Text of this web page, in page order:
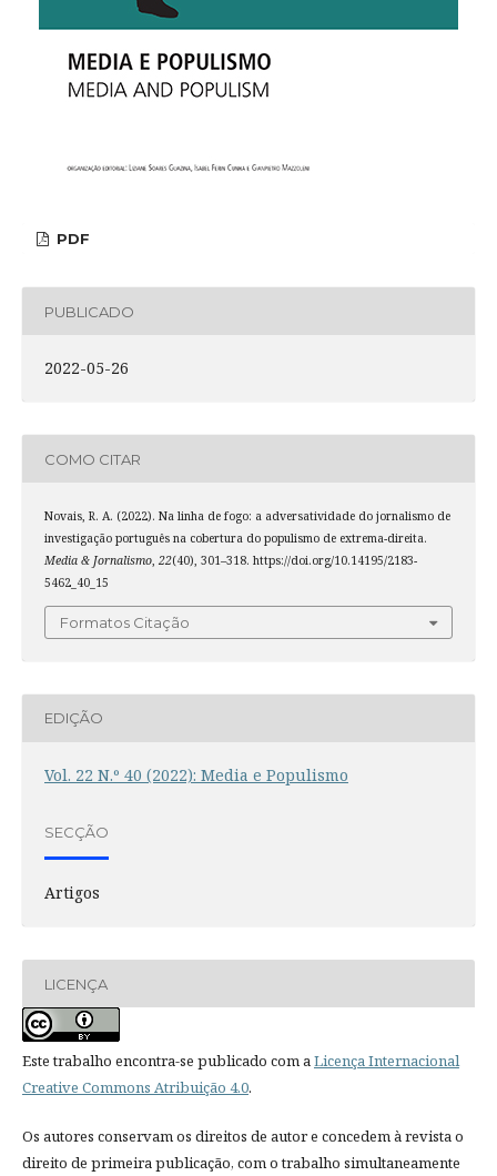
PDF
PUBLICADO
2022-05-26
COMO CITAR
Novais, R. A. (2022). Na linha de fogo: a adversatividade do jornalismo de
investigação português na cobertura do populismo de extrema-direita.
Media & Jornalismo, 22(40), 301–318. https://doi.org/10.14195/2183-
5462_40_15
Formatos Citação
EDIÇÃO
Vol. 22 N.º 40 (2022): Media e Populismo
SECÇÃO
Artigos
LICENÇA
Este trabalho encontra-se publicado com aLicença Internacional
Creative Commons Atribuição 4.0.
Os autores conservam os direitos de autor e concedem à revista o
direito de primeira publicação, com o trabalho simultaneamente